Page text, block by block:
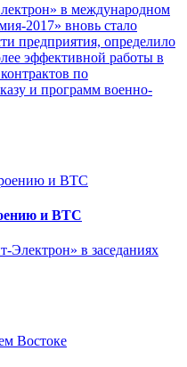
в международном
2017» вновь стало
предприятия, определило
эффективной работы в
по
и программ военно-
и ВТС
в заседаниях